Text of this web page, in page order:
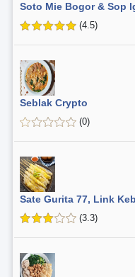
Soto Mie Bogor & Sop
(4.5)
Seblak Crypto
(0)
Sate Gurita 77, Link
(3.3)